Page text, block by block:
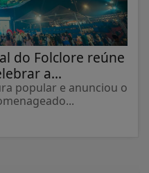
do Folclore reúne
a...
popular e anunciou o